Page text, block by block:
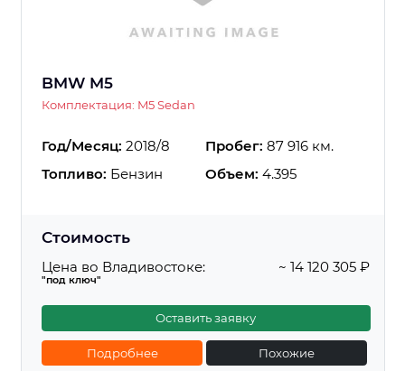
BMW M5
Комплектация: M5 Sedan
Год/Месяц: 2018/8 Пробег: 87 916 км.
Топливо: Бензин Объем: 4.395
Стоимость
Цена во Владивостоке:
"под ключ"
~ 14 120 305 ₽
Оставить заявку
Подробнее Похожие